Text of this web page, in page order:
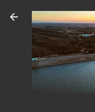
Pular